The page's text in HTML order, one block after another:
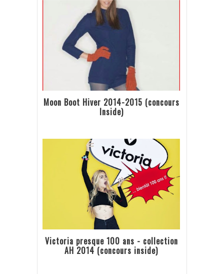
Moon Boot Hiver 2014-2015 (concours
Inside)
Victoria presque 100 ans - collection
AH 2014 (concours inside)